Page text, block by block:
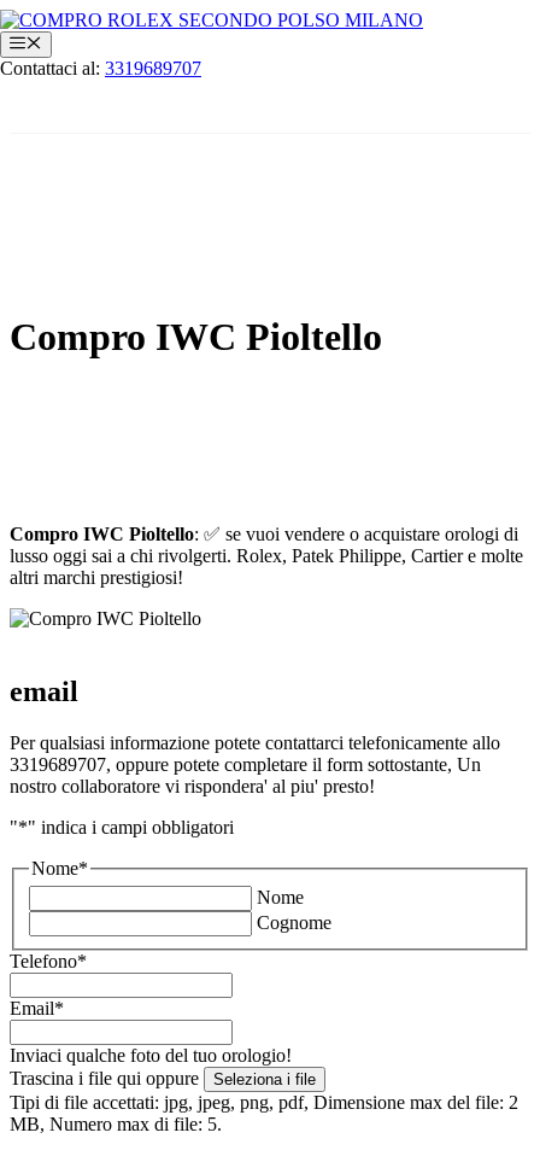
Vai
al
contenuto
Menu
Contattaci al: 3319689707
Compro IWC Pioltello
Compro IWC Pioltello: ✅ se vuoi vendere o acquistare orologi di
lusso oggi sai a chi rivolgerti. Rolex, Patek Philippe, Cartier e molte
altri marchi prestigiosi!
email
Per qualsiasi informazione potete contattarci telefonicamente allo
3319689707, oppure potete completare il form sottostante, Un
nostro collaboratore vi rispondera' al piu' presto!
"*" indica i campi obbligatori
Nome*
Nome
Cognome
Telefono*
Email*
Inviaci qualche foto del tuo orologio!
Trascina i file qui oppure
Seleziona i file
Tipi di file accettati: jpg, jpeg, png, pdf, Dimensione max del file: 2
MB, Numero max di file: 5.